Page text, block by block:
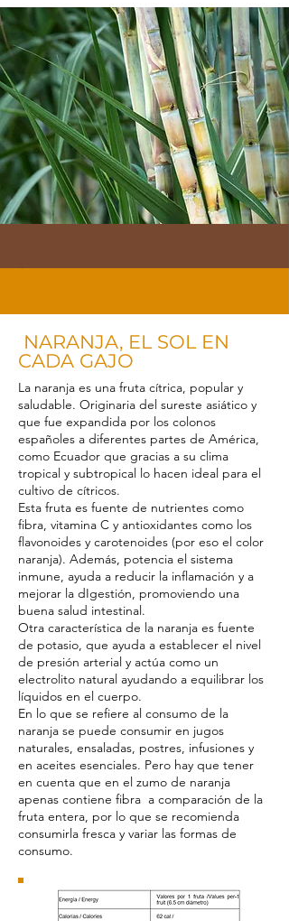
NARANJA, EL SOL EN
CADA GAJO
La naranja es una fruta cítrica, popular y
saludable. Originaria del sureste asiático y
que fue expandida por los colonos
españoles a diferentes partes de América,
como Ecuador que gracias a su clima
tropical y subtropical lo hacen ideal para el
cultivo de cítricos.
Esta fruta es fuente de nutrientes como
fibra, vitamina C y antioxidantes como los
flavonoides y carotenoides (por eso el color
naranja). Además, potencia el sistema
inmune, ayuda a reducir a inflamación y a
mejorar la dIgestión, promoviendo una
buena salud intestinal.
Otra característica de la naranja es fuente
de potasio, que ayuda a establecer el nivel
de presión arterial y actúa como un
electrolito natural ayudando a equilibrar los
líquidos en el cuerpo.
En lo que se refiere al consumo de la
naranja se puede consumir en jugos
naturales, ensaladas, postres, infusiones y
en aceites esenciales. Pero hay que tener
en cuenta que en el zumo de naranja
apenas contiene fibra a comparación de la
fruta entera, por lo que se recomienda
consumirla fresca y variar las formas de
consumo.